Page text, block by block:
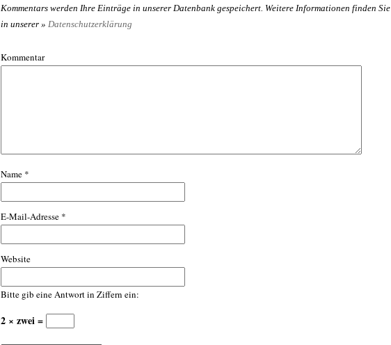
Kommentars werden Ihre Einträge in unserer Datenbank gespeichert. Weitere Informationen finden Sie
in unserer » Datenschutzerklärung
Kommentar
Name *
E-Mail-Adresse *
Website
Bitte gib eine Antwort in Ziffern ein:
2 × zwei =